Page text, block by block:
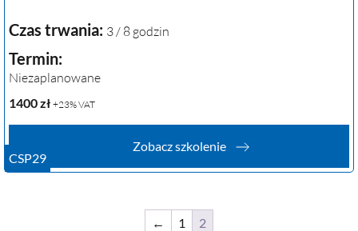
CSP29
Czas trwania: 3 / 8 godzin
Termin:
Niezaplanowane
1400zł +23% VAT
Zobacz szkolenie
← 1 2